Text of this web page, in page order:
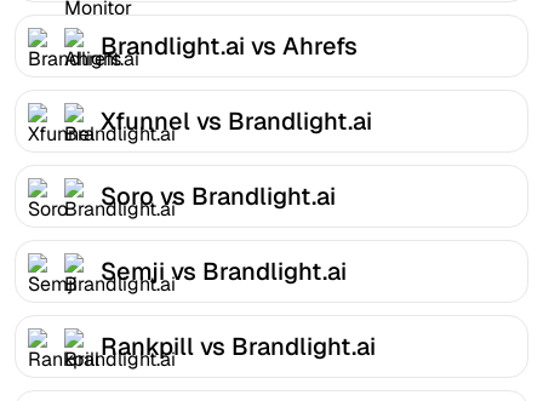
Brandlight.ai vs Ahrefs
Xfunnel vs Brandlight.ai
Soro vs Brandlight.ai
Semji vs Brandlight.ai
Rankpill vs Brandlight.ai